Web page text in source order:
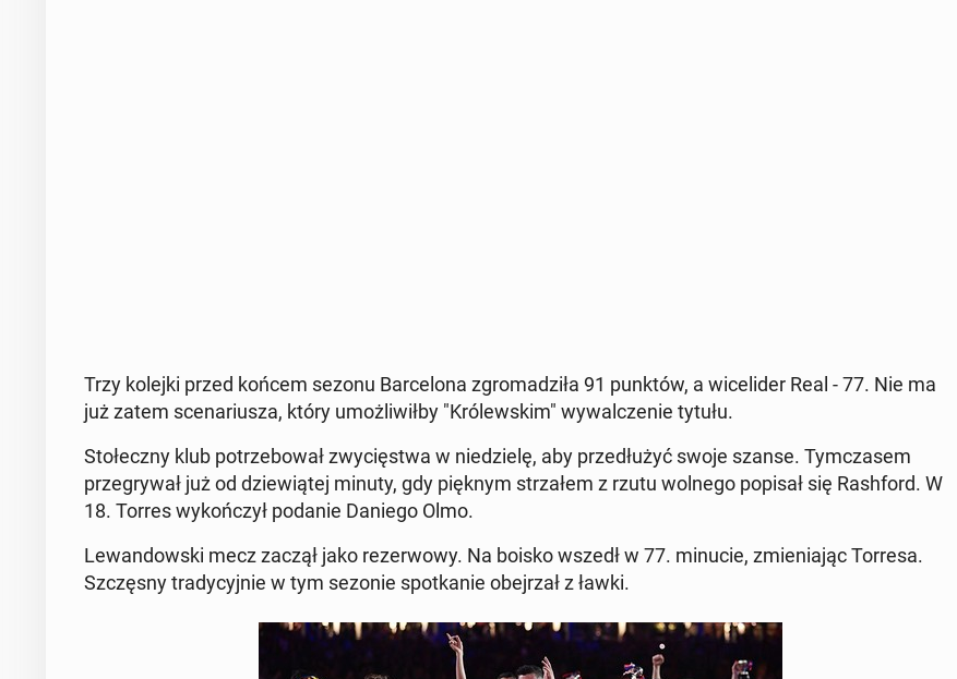
Trzy kolejki przed końcem sezonu Bar­ce­lo­na zgro­ma­dzi­ła 91 punktów, a wi­ce­li­der Real - 77. Nie ma
już zatem sce­na­riu­sza, który umoż­li­wił­by "Kró­lew­skim" wy­wal­cze­nie tytułu.
Sto­łecz­ny klub po­trze­bo­wał zwy­cię­stwa w nie­dzie­lę, aby prze­dłu­żyć swoje szanse. Tym­cza­sem
prze­gry­wał już od dzie­wią­tej minuty, gdy pięknym strza­łem z rzutu wolnego popisał się Ra­sh­ford. W
18. Torres wy­koń­czył podanie Daniego Olmo.
Le­wan­dow­ski mecz zaczął jako re­zer­wo­wy. Na boisko wszedł w 77. minucie, zmie­nia­jąc Torresa.
Szczę­sny tra­dy­cyj­nie w tym sezonie spo­tka­nie obej­rzał z ławki.